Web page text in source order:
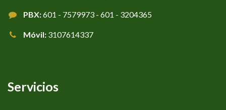
PBX:601 - 7579973 - 601 - 3204365
Móvil:3107614337
Servicios